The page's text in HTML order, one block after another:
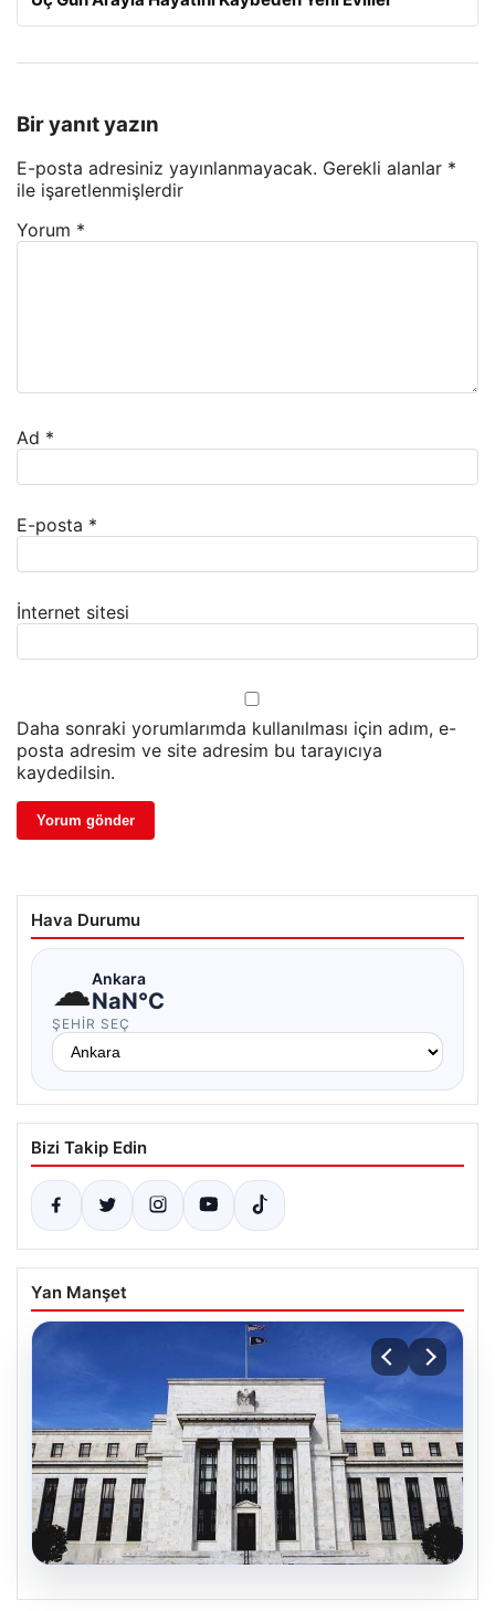
Bir yanıt yazın
E-posta adresiniz yayınlanmayacak. Gerekli alanlar *
ile işaretlenmişlerdir
Yorum *
Ad *
E-posta *
İnternet sitesi
Daha sonraki yorumlarımda kullanılması için adım, e-
posta adresim ve site adresim bu tarayıcıya
kaydedilsin.
Hava Durumu
☁Ankara
NaN°C
ŞEHIR SEÇ
Bizi Takip Edin
Yan Manşet